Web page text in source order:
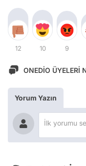
12 10 9
ONEDİO ÜYELERİ
Yorum Yazın